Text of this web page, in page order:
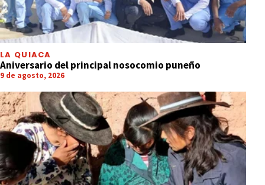
LA QUIACA
Aniversario del principal nosocomio puneño
9 de agosto, 2026